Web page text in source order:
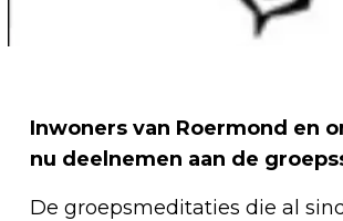
Inwoners van Roermond en
nu deelnemen aan de
De groepsmeditaties die al